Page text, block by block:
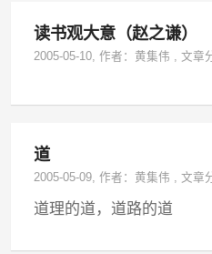
读书观大意（赵之谦）
2005-05-10, 作者：黄集伟 ,文章
道
2005-05-09, 作者：黄集伟 ,文章
道理的道，道路的道